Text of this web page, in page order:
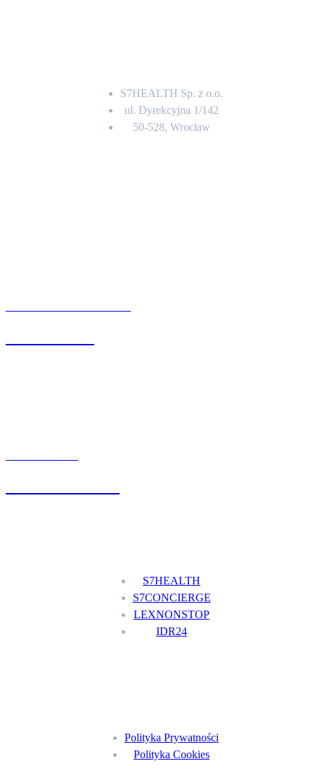
S7HEALTH Sp. z o.o.
ul. Dyrekcyjna 1/142
50-528, Wrocław
S7HEALTH
S7CONCIERGE
LEXNONSTOP
IDR24
Polityka Prywatności
Polityka Cookies